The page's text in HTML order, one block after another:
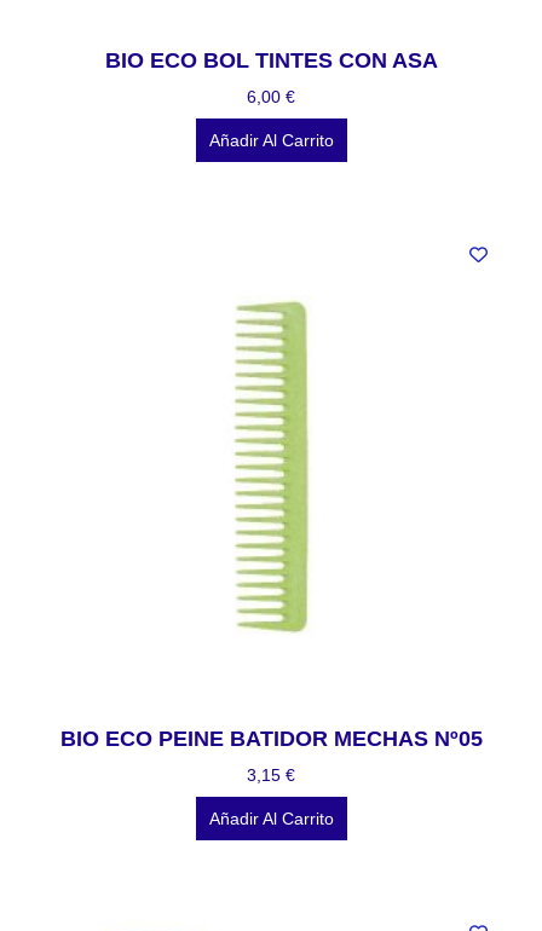
BIO ECO BOL TINTES CON ASA
6,00 €
Añadir Al Carrito
BIO ECO PEINE BATIDOR MECHAS Nº05
3,15 €
Añadir Al Carrito